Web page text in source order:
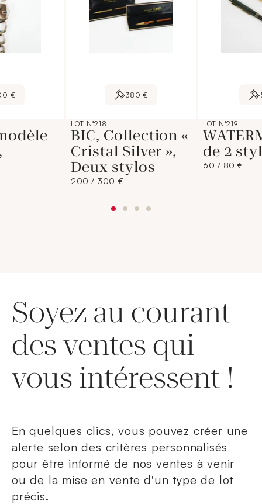
€ 380 €
LOT N°218
BIC, Collection «
Cristal Silver »,
Deux stylos
200 / 300 €
LOT N°219
de 2
60 / 80 €
Soyez au courant
des ventes qui
vous intéressent !
En quelques clics, vous pouvez créer une
alerte selon des critères personnalisés
pour être informé de nos ventes à venir
ou de la mise en vente d'un type de lot
précis.